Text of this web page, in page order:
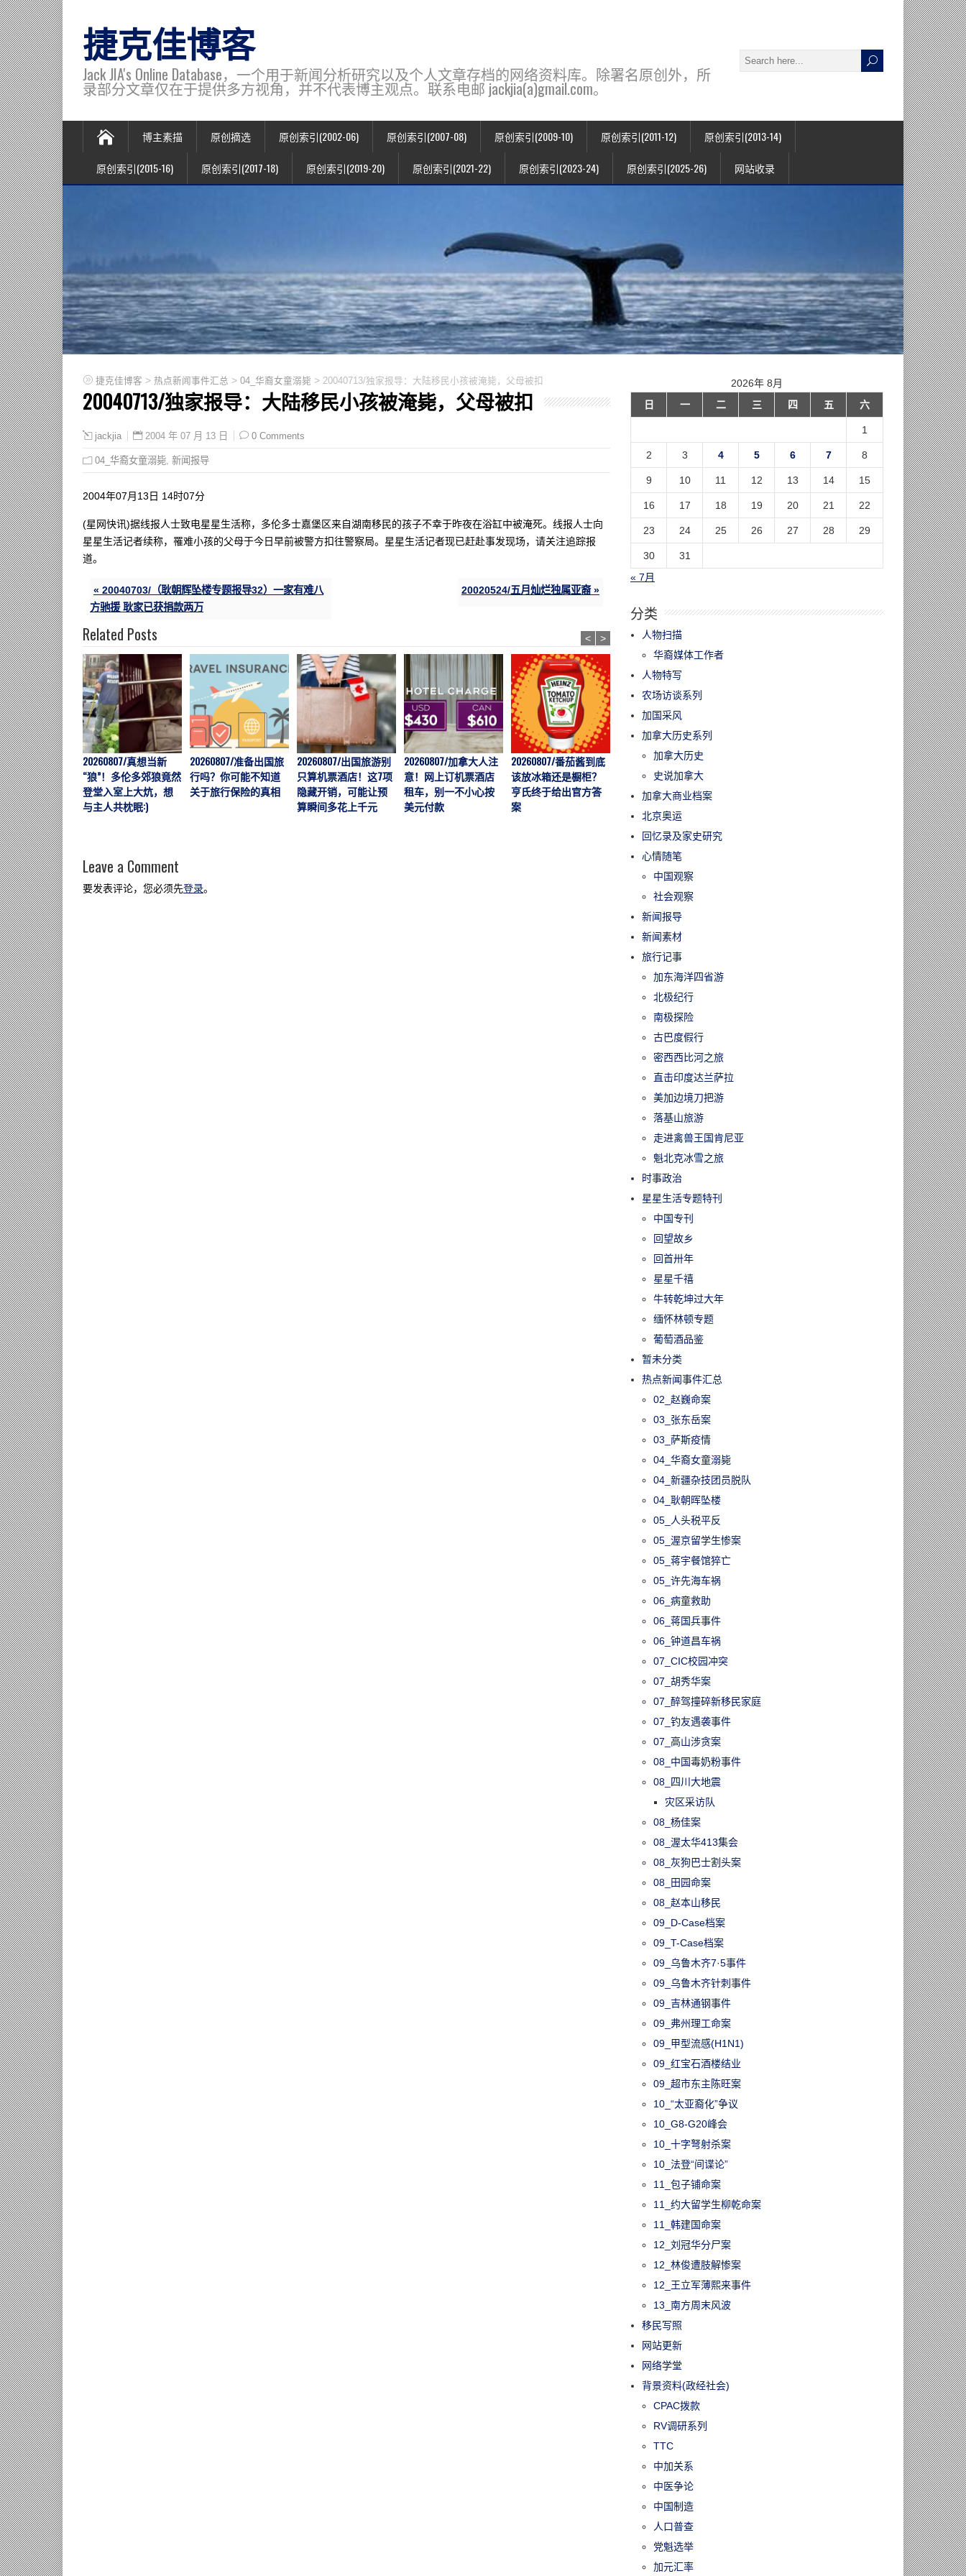
捷克佳博客
Jack JIA's Online Database，一个用于新闻分析研究以及个人文章存档的网络资料库。除署名原创外，所
录部分文章仅在于提供多方视角，并不代表博主观点。联系电邮 jackjia(a)gmail.com。
博主素描 原创摘选 原创索引(2002-06) 原创索引(2007-08) 原创索引(2009-10) 原创索引(2011-12) 原创索引(2013-14)
原创索引(2015-16) 原创索引(2017-18) 原创索引(2019-20) 原创索引(2021-22) 原创索引(2023-24) 原创索引(2025-26) 网站收录
捷克佳博客 > 热点新闻事件汇总 > 04_华裔女童溺毙 > 20040713/独家报导：大陆移民小孩被淹毙，父母被扣
20040713/独家报导：大陆移民小孩被淹毙，父母被扣
jackjia 2004 年 07 月 13 日 0 Comments
04_华裔女童溺毙 新闻报导
2004年07月13日 14时07分
(星网快讯)据线报人士致电星星生活称，多伦多士嘉堡区来自湖南移民的孩子不幸于昨夜在浴缸中被淹死。线报人士向
星星生活记者续称，罹难小孩的父母于今日早前被警方扣往警察局。星星生活记者现已赶赴事发现场，请关注追踪报
道。
« 20040703/（耿朝辉坠楼专题报导32）一家有难八
方驰援 耿家已获捐款两万
20020524/五月灿烂独属亚裔 »
Related Posts
20260807/真想当新
“狼”！多伦多郊狼竟然
登堂入室上大炕，想
与主人共枕眠:)
20260807/准备出国旅
行吗？你可能不知道
关于旅行保险的真相
20260807/出国旅游别
只算机票酒店！这7项
隐藏开销，可能让预
算瞬间多花上千元
20260807/加拿大人注
意！网上订机票酒店
租车，别一不小心按
美元付款
20260807/番茄酱到底
该放冰箱还是橱柜？
亨氏终于给出官方答
案
20260806/大多伦多房
价一年跌4.5%！越来
越多经济学家开始
说：加拿大楼市或已
“触底”
< >
Leave a Comment
要发表评论，您必须先登录。
2026年 8月
日
一 二 三 四 五 六
1
2 3 4 5 6 7 8
9 10 11 12 13 14 15
16 17 18 19 20 21 22
23 24 25 26 27 28 29
30
31
« 7月
分类
人物扫描
华裔媒体工作者
人物特写
农场访谈系列
加国采风
加拿大历史系列
加拿大历史
史说加拿大
加拿大商业档案
北京奥运
回忆录及家史研究
心情随笔
中国观察
社会观察
新闻报导
新闻素材
旅行记事
加东海洋四省游
北极纪行
南极探险
古巴度假行
密西西比河之旅
直击印度达兰萨拉
美加边境刀把游
落基山旅游
走进禽兽王国肯尼亚
魁北克冰雪之旅
时事政治
星星生活专题特刊
中国专刊
回望故乡
回首卅年
星星千禧
牛转乾坤过大年
缅怀林顿专题
葡萄酒品鉴
暂未分类
热点新闻事件汇总
02_赵巍命案
03_张东岳案
03_萨斯疫情
04_华裔女童溺毙
04_新疆杂技团员脱队
04_耿朝晖坠楼
05_人头税平反
05_渥京留学生惨案
05_蒋宇餐馆猝亡
05_许先海车祸
06_病童救助
06_蒋国兵事件
06_钟道昌车祸
07_CIC校园冲突
07_胡秀华案
07_醉驾撞碎新移民家庭
07_钓友遇袭事件
07_高山涉贪案
08_中国毒奶粉事件
08_四川大地震
灾区采访队
08_杨佳案
08_渥太华413集会
08_灰狗巴士割头案
08_田园命案
08_赵本山移民
09_D-Case档案
09_T-Case档案
09_乌鲁木齐7·5事件
09_乌鲁木齐针刺事件
09_吉林通钢事件
09_弗州理工命案
09_甲型流感(H1N1)
09_红宝石酒楼结业
09_超市东主陈旺案
10_“太亚裔化”争议
10_G8-G20峰会
10_十字弩射杀案
10_法登“间谍论”
11_包子铺命案
11_约大留学生柳乾命案
11_韩建国命案
12_刘冠华分尸案
12_林俊遭肢解惨案
12_王立军薄熙来事件
13_南方周末风波
移民写照
网站更新
网络学堂
背景资料(政经社会)
CPAC拨款
RV调研系列
TTC
中加关系
中医争论
中国制造
人口普查
党魁选举
加元汇率